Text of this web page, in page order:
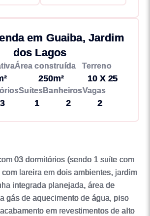
em Guaiba, Jardim
dos Lagos
Área construída
250m²
Terreno
10 X 25
3
Suítes
1
Banheiros
2
Vagas
2
03 dormitórios (sendo 1 suíte com
lareira em dois ambientes, jardim
integrada planejada, área de
gás de aquecimento de água, piso
em revestimentos de alto